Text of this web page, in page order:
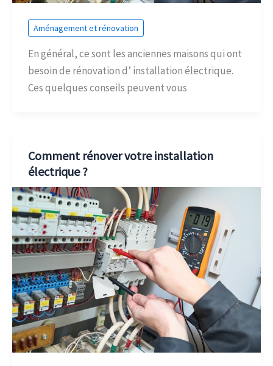
Aménagement et rénovation
En général, ce sont les anciennes maisons qui ont
besoin de rénovation d’ installation électrique.
Ces quelques conseils peuvent vous
Comment rénover votre installation
électrique ?